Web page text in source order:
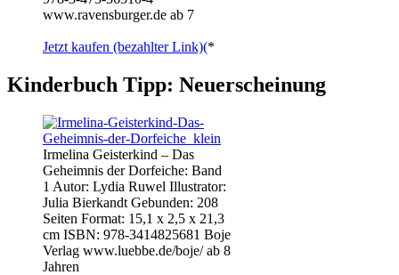
www.ravensburger.de ab 7
Jetzt kaufen (bezahlter Link)(*
Kinderbuch Tipp: Neuerscheinung
Irmelina Geisterkind – Das
Geheimnis der Dorfeiche: Band
1 Autor: Lydia Ruwel Illustrator:
Julia Bierkandt Gebunden: 208
Seiten Format: 15,1 x 2,5 x 21,3
cm ISBN: 978-3414825681 Boje
Verlag www.luebbe.de/boje/ ab 8
Jahren